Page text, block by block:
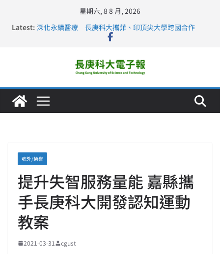
星期六, 8 8 月, 2026
Latest: 深化永續醫療 長庚科大攜菲、印頂尖大學跨國合作
長庚科大訪凱瑟醫療集團、美容學校收穫豐
仁德醫專與長庚科大締結策略聯盟 培育護理尖兵
長庚科大連四年穩居《遠見》醫學大學第5名 辦學實力再
號外/榮譽
提升失智服務量能 嘉縣攜
手長庚科大開發認知運動
教案
2021-03-31 cgust